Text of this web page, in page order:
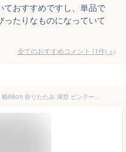
おすすめですし、単品で
たりなものになっていて
全てのおすすめコメント (1件) >
家具の赤や こたつ ビンテージ 正方形 幅68cm 折りたたみ 薄型 ビンテージ アンティーク ブラウン 家具調こたつ (ブラウン)